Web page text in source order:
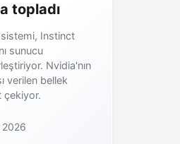
topladı
Instinct
sunucu
Nvidia'nın
verilen bellek
çekiyor.
2026